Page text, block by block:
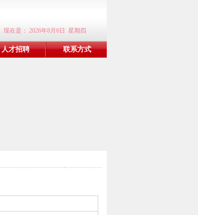
现在是： 2026年8月6日 星期四
人才招聘 联系方式